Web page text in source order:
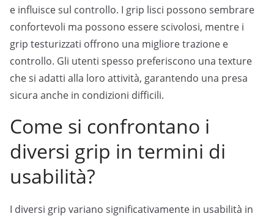
e influisce sul controllo. I grip lisci possono sembrare
confortevoli ma possono essere scivolosi, mentre i
grip testurizzati offrono una migliore trazione e
controllo. Gli utenti spesso preferiscono una texture
che si adatti alla loro attività, garantendo una presa
sicura anche in condizioni difficili.
Come si confrontano i
diversi grip in termini di
usabilità?
I diversi grip variano significativamente in usabilità in